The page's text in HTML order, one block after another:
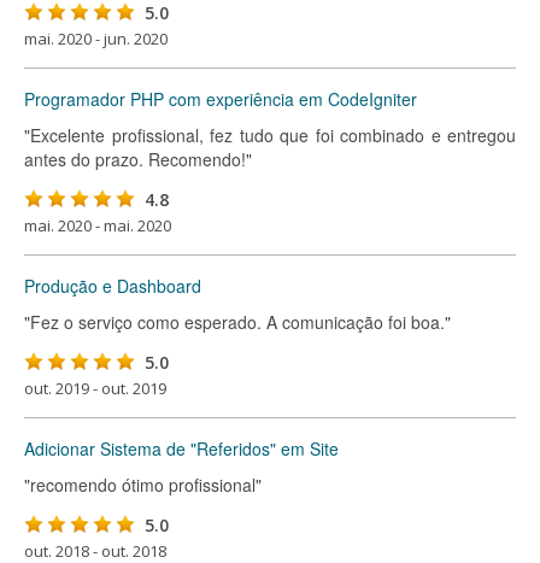
5.0
mai. 2020 - jun. 2020
Programador PHP com experiência em CodeIgniter
"Excelente profissional, fez tudo que foi combinado e entregou
antes do prazo. Recomendo!"
4.8
mai. 2020 - mai. 2020
Produção e Dashboard
"Fez o serviço como esperado. A comunicação foi boa."
5.0
out. 2019 - out. 2019
Adicionar Sistema de "Referidos" em Site
"recomendo ótimo profissional"
5.0
out. 2018 - out. 2018